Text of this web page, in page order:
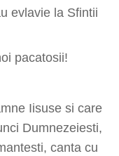
evlavie la Sfintii
pacatosii!
Iisuse si care
Dumnezeiesti,
canta cu